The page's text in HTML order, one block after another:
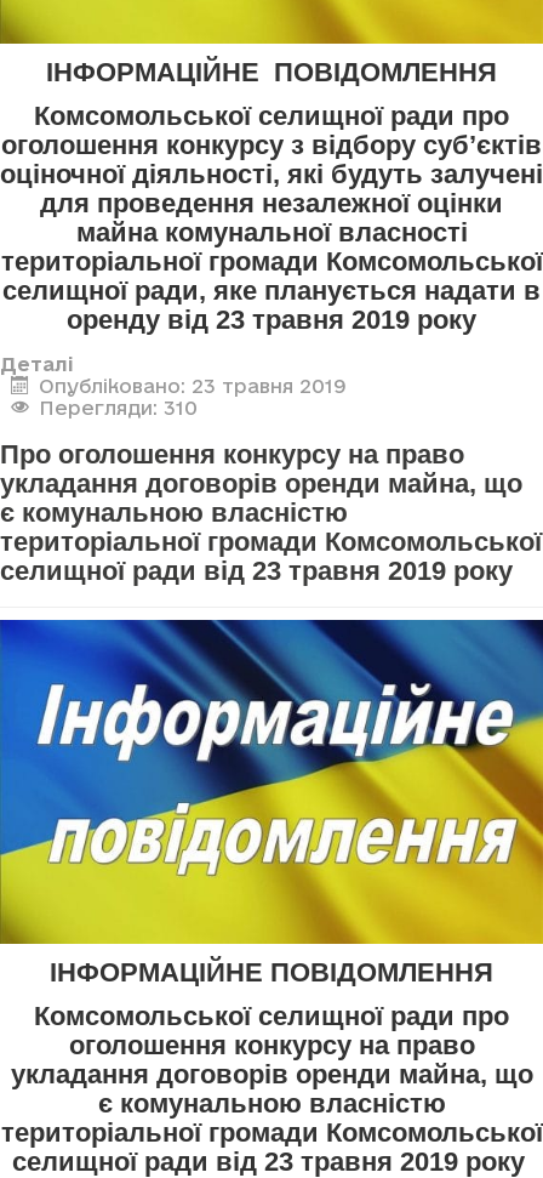
ІНФОРМАЦІЙНЕ ПОВІДОМЛЕННЯ
Комсомольської селищної ради про
оголошення конкурсу з відбору суб’єктів
оціночної діяльності, які будуть залучені
для проведення незалежної оцінки
майна комунальної власності
територіальної громади Комсомольської
селищної ради, яке планується надати в
оренду від 23 травня 2019 року
Деталі
Опубліковано: 23 травня 2019
Перегляди: 310
Про оголошення конкурсу на право
укладання договорів оренди майна, що
є комунальною власністю
територіальної громади Комсомольської
селищної ради від 23 травня 2019 року
ІНФОРМАЦІЙНЕ ПОВІДОМЛЕННЯ
Комсомольської селищної ради про
оголошення конкурсу на право
укладання договорів оренди майна, що
є комунальною власністю
територіальної громади Комсомольської
селищної ради від 23 травня 2019 року